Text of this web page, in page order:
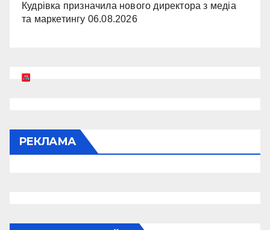
Кудрівка призначила нового директора з медіа
та маркетингу 06.08.2026
РЕКЛАМА